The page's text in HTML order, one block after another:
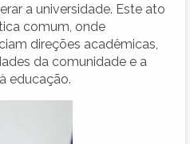
a universidade. Este ato
comum, onde
direções acadêmicas,
da comunidade e a
educação.